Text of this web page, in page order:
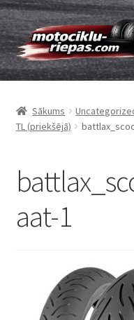
Skip
to
navigation
Skip
to
content
Riepas
Kameras
Viss par riepām
Tests
Kontakti
Sākums
TL (priekšējā)
aat-1